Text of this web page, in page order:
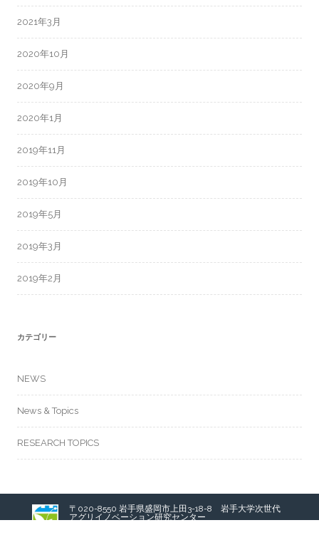
2021年3月
2020年10月
2020年9月
2020年1月
2019年11月
2019年10月
2019年5月
2019年3月
2019年2月
カテゴリー
NEWS
News & Topics
RESEARCH TOPICS
〒020-8550 岩手県盛岡市上田3-18-8 岩手大学次世代
アグリイノベーション研究センター